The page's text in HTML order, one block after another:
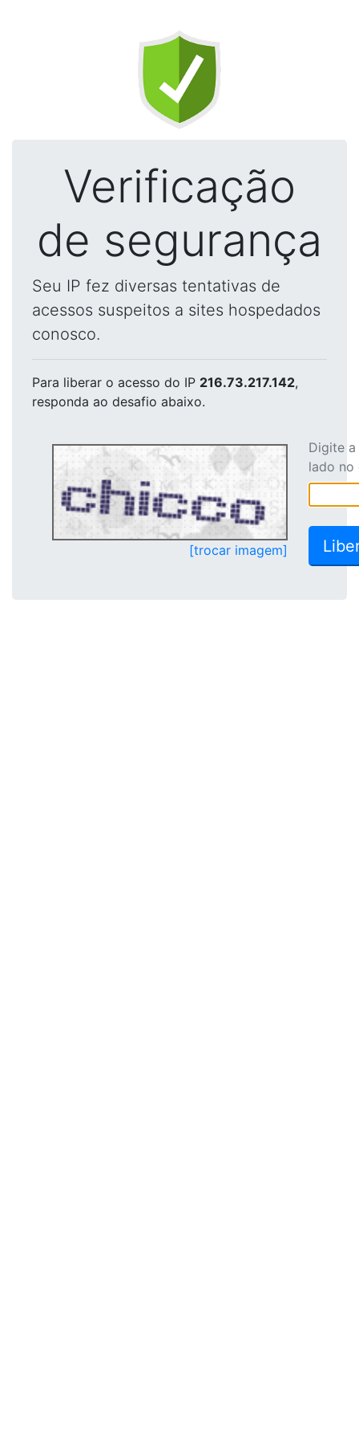
Verificação
de segurança
Seu IP fez diversas tentativas de
acessos suspeitos a sites hospedados
conosco.
Para liberar o acesso do IP 216.73.217.142,
responda ao desafio abaixo.
[trocar imagem]
Digite
lado no